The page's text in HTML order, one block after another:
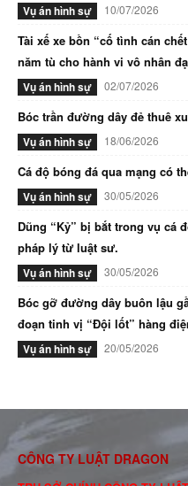
Vụ án hình sự 10/07/2026
Tài xế xe bồn “cố tình cán
năm tù cho hành vi vô nhân
Vụ án hình sự 02/07/2026
Bóc trần đường dây đẻ thuê
Vụ án hình sự 18/06/2026
Cá độ bóng đá qua mạng có
Vụ án hình sự 30/05/2026
Dũng “Kỷ” bị bắt trong vụ cá
pháp lý từ luật sư.
Vụ án hình sự 30/05/2026
Bóc gỡ đường dây buôn lậu
đoạn tinh vị “Đội lốt” hàng
Vụ án hình sự 20/05/2026
CÔNG TY LUẬT DRAGON